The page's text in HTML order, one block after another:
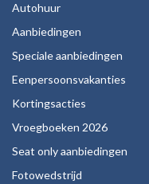
Autohuur
Aanbiedingen
Speciale aanbiedingen
Eenpersoonsvakanties
Kortingsacties
Vroegboeken 2026
Seat only aanbiedingen
Fotowedstrijd